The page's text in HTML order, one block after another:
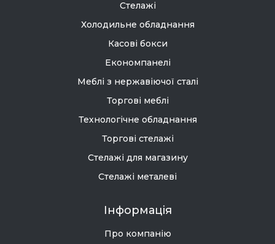
Стелажі
Холодильне обладнання
Касові бокси
Економпанелі
Меблі з нержавіючої сталі
Торгові меблі
Технологічне обладнання
Торгові стелажі
Стелажі для магазину
Стелажі металеві
Інформація
Про компанію